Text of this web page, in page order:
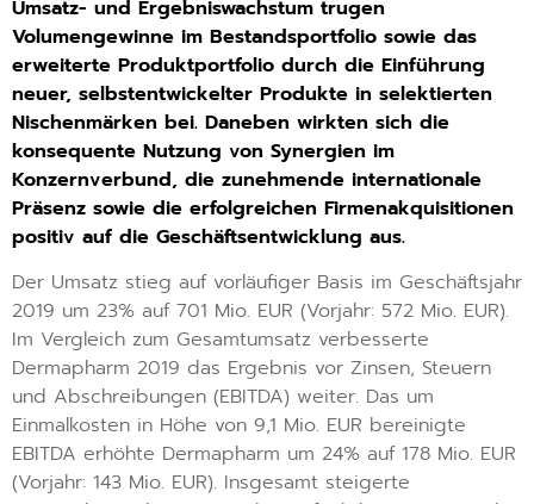
Umsatz- und Ergebniswachstum trugen
Volumengewinne im Bestandsportfolio sowie das
erweiterte Produktportfolio durch die Einführung
neuer, selbstentwickelter Produkte in selektierten
Nischenmärken bei. Daneben wirkten sich die
konsequente Nutzung von Synergien im
Konzernverbund, die zunehmende internationale
Präsenz sowie die erfolgreichen Firmenakquisitionen
positiv auf die Geschäftsentwicklung aus.
Der Umsatz stieg auf vorläufiger Basis im Geschäftsjahr
2019 um 23% auf 701 Mio. EUR (Vorjahr: 572 Mio. EUR).
Im Vergleich zum Gesamtumsatz verbesserte
Dermapharm 2019 das Ergebnis vor Zinsen, Steuern
und Abschreibungen (EBITDA) weiter. Das um
Einmalkosten in Höhe von 9,1 Mio. EUR bereinigte
EBITDA erhöhte Dermapharm um 24% auf 178 Mio. EUR
(Vorjahr: 143 Mio. EUR). Insgesamt steigerte